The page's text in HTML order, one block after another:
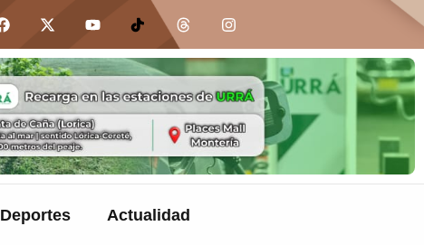
Deportes Actualidad